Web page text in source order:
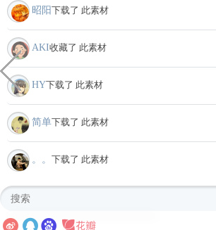
昭阳下载了 此素材
AKI收藏了 此素材
HY下载了 此素材
简单下载了 此素材
。。 下载了 此素材